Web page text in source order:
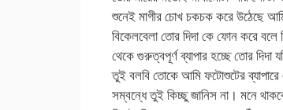
শুনেই মাগীর চোখ চকচক করে উঠেছে
বিকেলবেলা তোর দিদা কে ফোন করে
থেকে গুরুত্বপূর্ণ ব্যাপার হচ্ছে তোর
তুই বলবি তোকে আমি ফটোশুটের
সম্বন্ধে তুই কিচ্ছু জানিস না। মনে